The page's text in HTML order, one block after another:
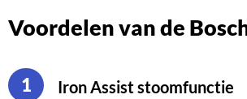
Voordelen van de
1 Iron Assist stoomfunctie